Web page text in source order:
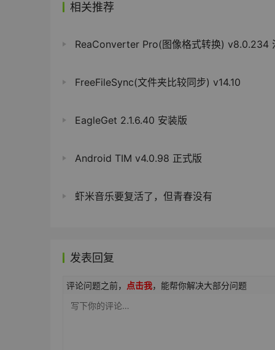
相关推荐
ReaConverter Pro(图像格式转换) v8.0.234
FreeFileSync(文件夹比较同步) v14.10
EagleGet 2.1.6.40 安装版
Android TIM v4.0.98 正式版
虾米音乐要复活了，但青春没有
发表回复
评论问题之前， 点击我，能帮你解决大部分问题